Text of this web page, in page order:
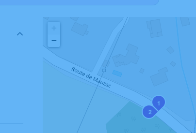
1
2
−